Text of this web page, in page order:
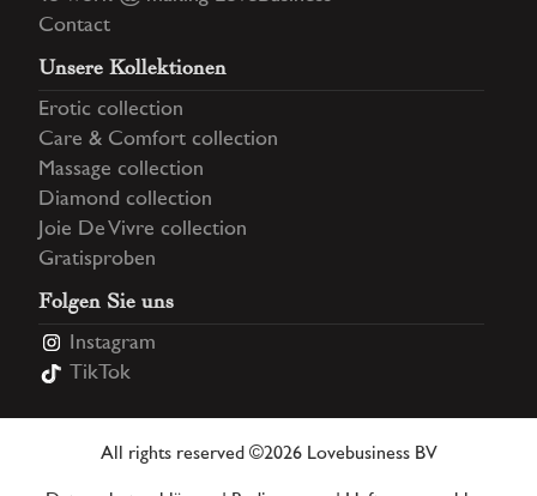
Contact
Unsere Kollektionen
Erotic collection
Care & Comfort collection
Massage collection
Diamond collection
Joie De Vivre collection
Gratisproben
Folgen Sie uns
Instagram
TikTok
All rights reserved ©2026 Lovebusiness BV